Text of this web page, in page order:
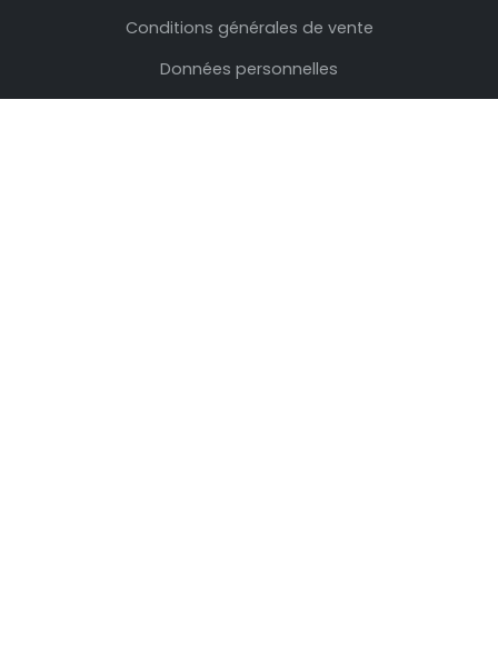
Conditions générales de vente
Données personnelles